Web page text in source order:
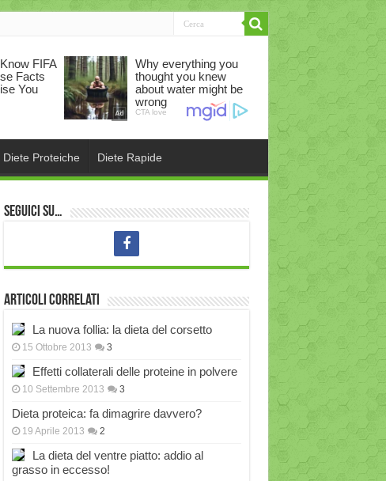
Diete Proteiche Diete Rapide
Seguici su…
Articoli correlati
La nuova follia: la dieta del corsetto
15 Ottobre 2013 3
Effetti collaterali delle proteine in polvere
10 Settembre 2013 3
Dieta proteica: fa dimagrire davvero?
19 Aprile 2013 2
La dieta del ventre piatto: addio al
grasso in eccesso!